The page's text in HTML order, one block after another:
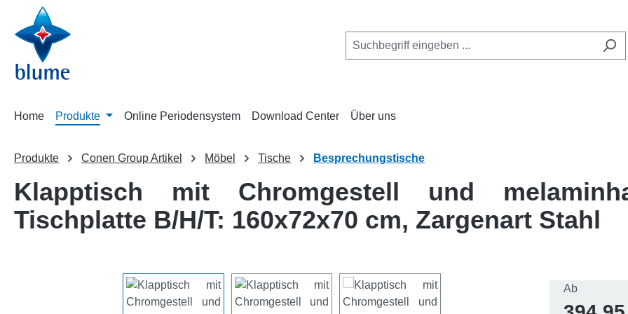
Hauptinhalt springen
Zur Suche springen
Zur Hauptnavigation springen
Home Produkte Online Periodensystem Download Center Über uns
Produkte Conen Group Artikel Möbel Tische Besprechungstische
Klapptisch mit Chromgestell und
Tischplatte B/H/T: 160x72x70 cm, Zargenart Stahl
Bildergalerie überspringen
AbRegulärer